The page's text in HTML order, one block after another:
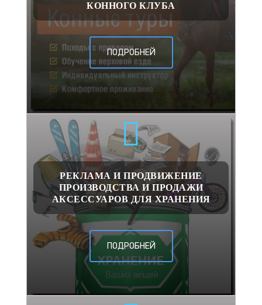
КОННОГО КЛУБА
ПОДРОБНЕЙ
РЕКЛАМА И ПРОДВИЖЕНИЕ
ПРОИЗВОДСТВА И ПРОДАЖИ
АКСЕССУАРОВ ДЛЯ ХРАНЕНИЯ
ПОДРОБНЕЙ